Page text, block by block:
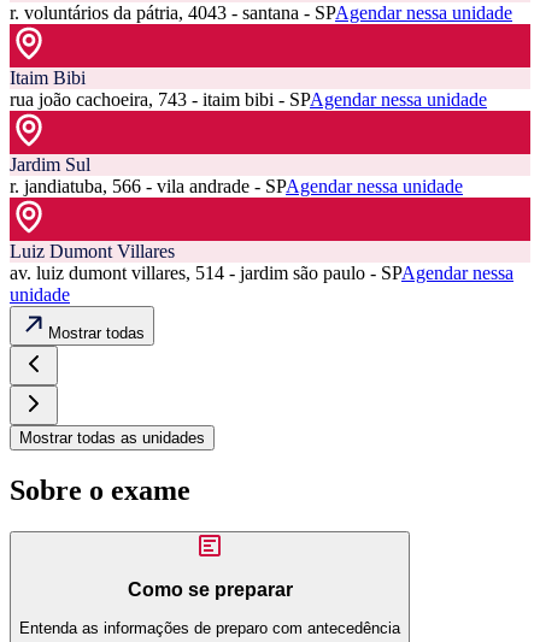
r. voluntários da pátria, 4043 - santana - SPAgendar nessa unidade
Itaim Bibi
rua joão cachoeira, 743 - itaim bibi - SPAgendar nessa unidade
Jardim Sul
r. jandiatuba, 566 - vila andrade - SPAgendar nessa unidade
Luiz Dumont Villares
av. luiz dumont villares, 514 - jardim são paulo - SPAgendar nessa
unidade
Mostrar todas
Mostrar todas as unidades
Sobre o exame
Como se preparar
Entenda as informações de preparo com antecedência